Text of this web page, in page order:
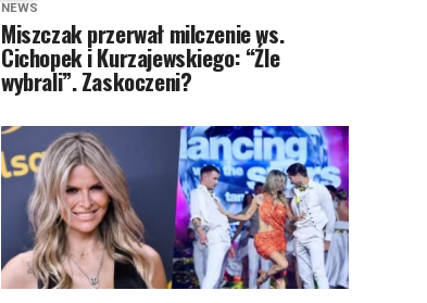
NEWS
Miszczak przerwał milczenie ws.
Cichopek i Kurzajewskiego: “Źle
wybrali”. Zaskoczeni?